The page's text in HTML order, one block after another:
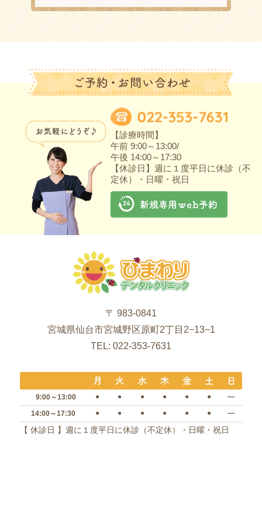
【診療時間】
午前 9:00～13:00/
午後 14:00～17:30
【休診日】週に１度平日に休診（不
定休）・日曜・祝日
〒 983-0841
宮城県仙台市宮城野区原町2丁目2−13−1
TEL: 022-353-7631
9:00～13:00 ● ● ● ● ● ● ―
14:00～17:30 ● ● ● ● ● ● ―
【 休診日 】週に１度平日に休診（不定休）・日曜・祝日